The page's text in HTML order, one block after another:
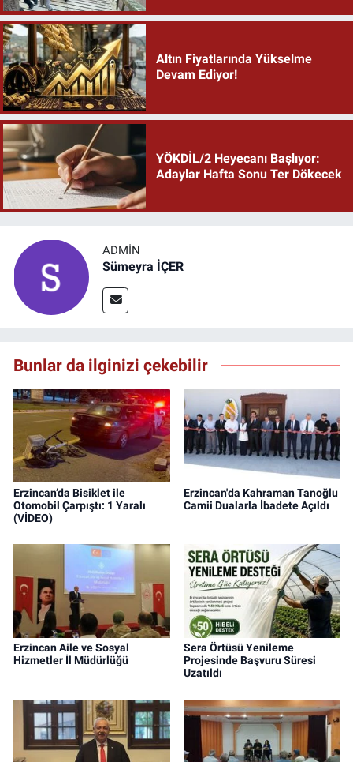
Altın Fiyatlarında Yükselme
Devam Ediyor!
YÖKDİL/2 Heyecanı Başlıyor:
Adaylar Hafta Sonu Ter Dökecek
ADMIN
Sümeyra İÇER
Bunlar da ilginizi çekebilir
Erzincan’da Bisiklet ile
Otomobil Çarpıştı: 1 Yaralı
(VİDEO)
Erzincan'da Kahraman Tanoğlu
Camii Dualarla İbadete Açıldı
Erzincan Aile ve Sosyal
Hizmetler İl Müdürlüğü
Sera Örtüsü Yenileme
Projesinde Başvuru Süresi
Uzatıldı